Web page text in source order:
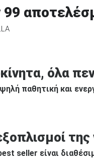
99
όλα
παθητική και
seller είναι